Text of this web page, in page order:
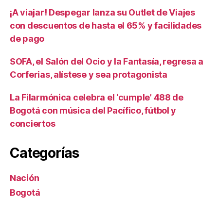
¡A viajar! Despegar lanza su Outlet de Viajes
con descuentos de hasta el 65% y facilidades
de pago
SOFA, el Salón del Ocio y la Fantasía, regresa a
Corferias, alístese y sea protagonista
La Filarmónica celebra el ‘cumple’ 488 de
Bogotá con música del Pacífico, fútbol y
conciertos
Categorías
Nación
Bogotá